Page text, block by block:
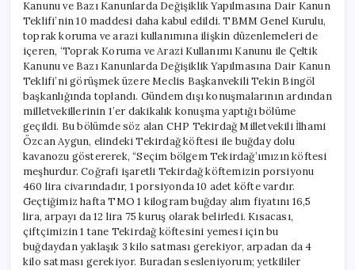
Kanunu ve Bazı Kanunlarda Değişiklik Yapılmasına Dair Kanun
Teklifi’nin 10 maddesi daha kabul edildi. TBMM Genel Kurulu,
toprak koruma ve arazi kullanımına ilişkin düzenlemeleri de
içeren, ‘Toprak Koruma ve Arazi Kullanımı Kanunu ile Çeltik
Kanunu ve Bazı Kanunlarda Değişiklik Yapılmasına Dair Kanun
Teklifi’ni görüşmek üzere Meclis Başkanvekili Tekin Bingöl
başkanlığında toplandı. Gündem dışı konuşmalarının ardından
milletvekillerinin 1’er dakikalık konuşma yaptığı bölüme
geçildi. Bu bölümde söz alan CHP Tekirdağ Milletvekili İlhami
Özcan Aygun, elindeki Tekirdağ köftesi ile buğday dolu
kavanozu göstererek, “Seçim bölgem Tekirdağ’ımızın köftesi
meşhurdur. Coğrafi işaretli Tekirdağ köftemizin porsiyonu
460 lira civarındadır, 1 porsiyonda 10 adet köfte vardır.
Geçtiğimiz hafta TMO 1 kilogram buğday alım fiyatını 16,5
lira, arpayı da 12 lira 75 kuruş olarak belirledi. Kısacası,
çiftçimizin 1 tane Tekirdağ köftesini yemesi için bu
buğdaydan yaklaşık 3 kilo satması gerekiyor, arpadan da 4
kilo satması gerekiyor. Buradan sesleniyorum; yetkililer